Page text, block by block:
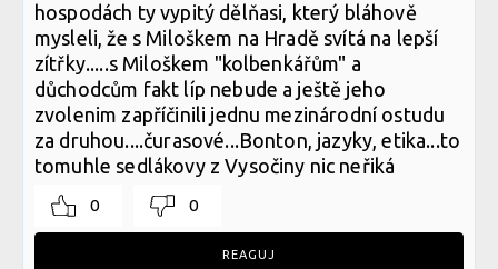
hospodách ty vypitý dělňasi, který bláhově
mysleli, že s Miloškem na Hradě svítá na lepší
zítřky.....s Miloškem "kolbenkářům" a
důchodcům fakt líp nebude a ještě jeho
zvolenim zapříčinili jednu mezinárodní ostudu
za druhou....čurasové...Bonton, jazyky, etika...to
tomuhle sedlákovy z Vysočiny nic neřiká
0 0
REAGUJ